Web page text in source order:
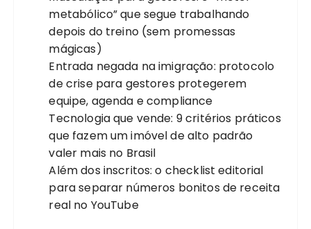
metabólico” que segue trabalhando
depois do treino (sem promessas
mágicas)
Entrada negada na imigração: protocolo
de crise para gestores protegerem
equipe, agenda e compliance
Tecnologia que vende: 9 critérios práticos
que fazem um imóvel de alto padrão
valer mais no Brasil
Além dos inscritos: o checklist editorial
para separar números bonitos de receita
real no YouTube